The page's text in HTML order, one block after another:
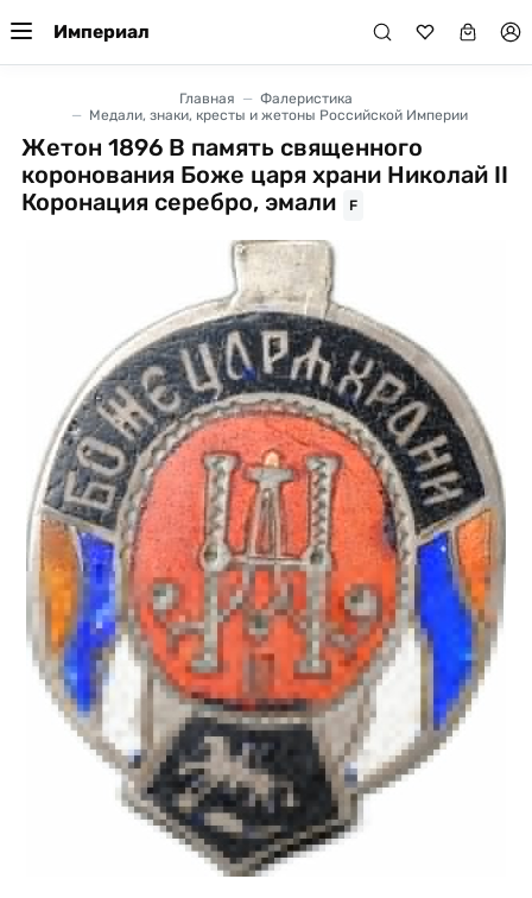
Империал
Главная
Фалеристика
Медали, знаки, кресты и жетоны Российской Империи
Жетон 1896 В память священного
коронования Боже царя храни Николай II
Коронация серебро, эмали
F